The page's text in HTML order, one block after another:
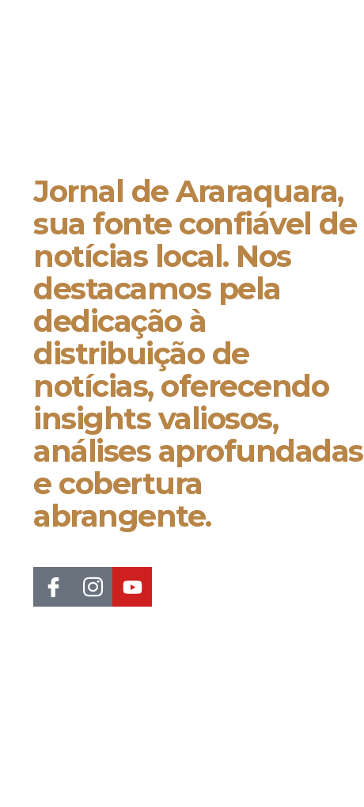
Jornal de Araraquara,
sua fonte confiável de
notícias local. Nos
destacamos pela
dedicação à
distribuição de
notícias, oferecendo
insights valiosos,
análises aprofundadas
e cobertura
abrangente.